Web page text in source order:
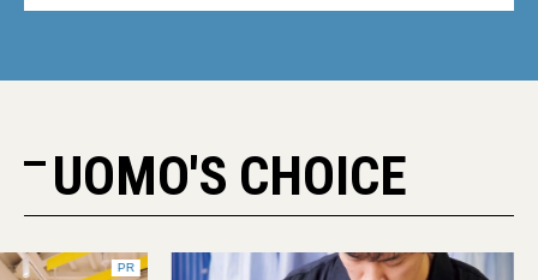
UOMO'S CHOICE
PR